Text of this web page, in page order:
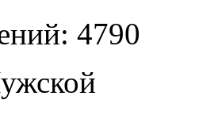
4790